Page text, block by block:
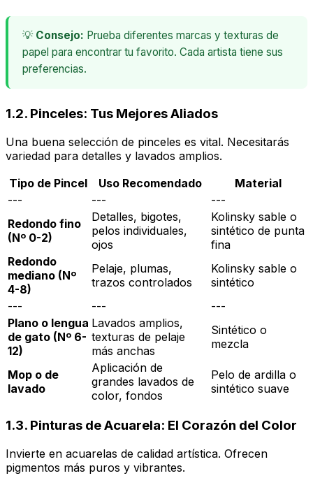
💡 Consejo: Prueba diferentes marcas y texturas de
papel para encontrar tu favorito. Cada artista tiene sus
preferencias.
1.2. Pinceles: Tus Mejores Aliados
Una buena selección de pinceles es vital. Necesitarás
variedad para detalles y lavados amplios.
Tipo de Pincel
Uso Recomendado
Material
---
---
---
Redondo fino
(Nº 0-2)
Detalles, bigotes,
pelos individuales,
ojos
Kolinsky sable o
sintético de punta
fina
Redondo
mediano (Nº
4-8)
Pelaje, plumas,
trazos controlados
Kolinsky sable o
sintético
---
---
---
Plano o lengua
de gato (Nº 6-
12)
Lavados amplios,
texturas de pelaje
más anchas
Sintético o
mezcla
Mop o de
lavado
Aplicación de
grandes lavados de
color, fondos
Pelo de ardilla o
sintético suave
1.3. Pinturas de Acuarela: El Corazón del Color
Invierte en acuarelas de calidad artística. Ofrecen
pigmentos más puros y vibrantes.